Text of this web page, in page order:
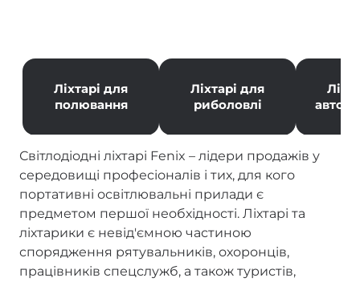
Ліхтарі для
полювання
Ліхтарі для
риболовлі
Світлодіодні ліхтарі Fenix – лідери продажів у
середовищі професіоналів і тих, для кого
портативні освітлювальні прилади є
предметом першої необхідності. Ліхтарі та
ліхтарики є невід'ємною частиною
спорядження рятувальників, охоронців,
працівників спецслужб, а також туристів,